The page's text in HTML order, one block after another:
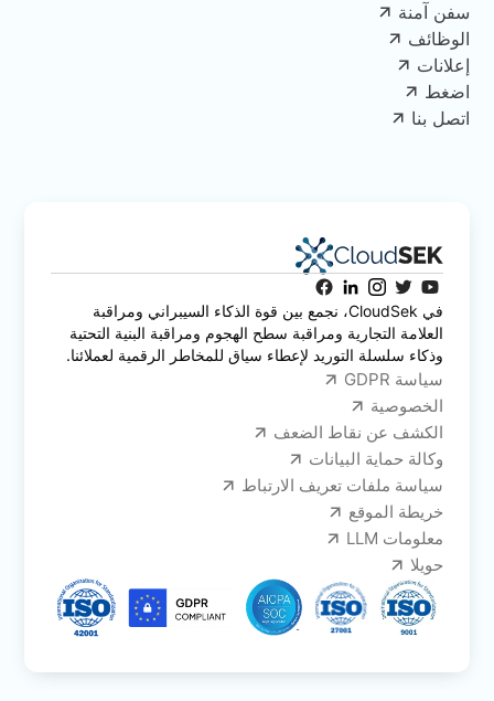
سفن آمنة
الوظائف
إعلانات
اضغط
اتصل بنا
في CloudSek، نجمع بين قوة الذكاء السيبراني ومراقبة
العلامة التجارية ومراقبة سطح الهجوم ومراقبة البنية التحتية
وذكاء سلسلة التوريد لإعطاء سياق للمخاطر الرقمية لعملائنا.
سياسة GDPR
الخصوصية
الكشف عن نقاط الضعف
وكالة حماية البيانات
سياسة ملفات تعريف الارتباط
خريطة الموقع
معلومات LLM
حويلا